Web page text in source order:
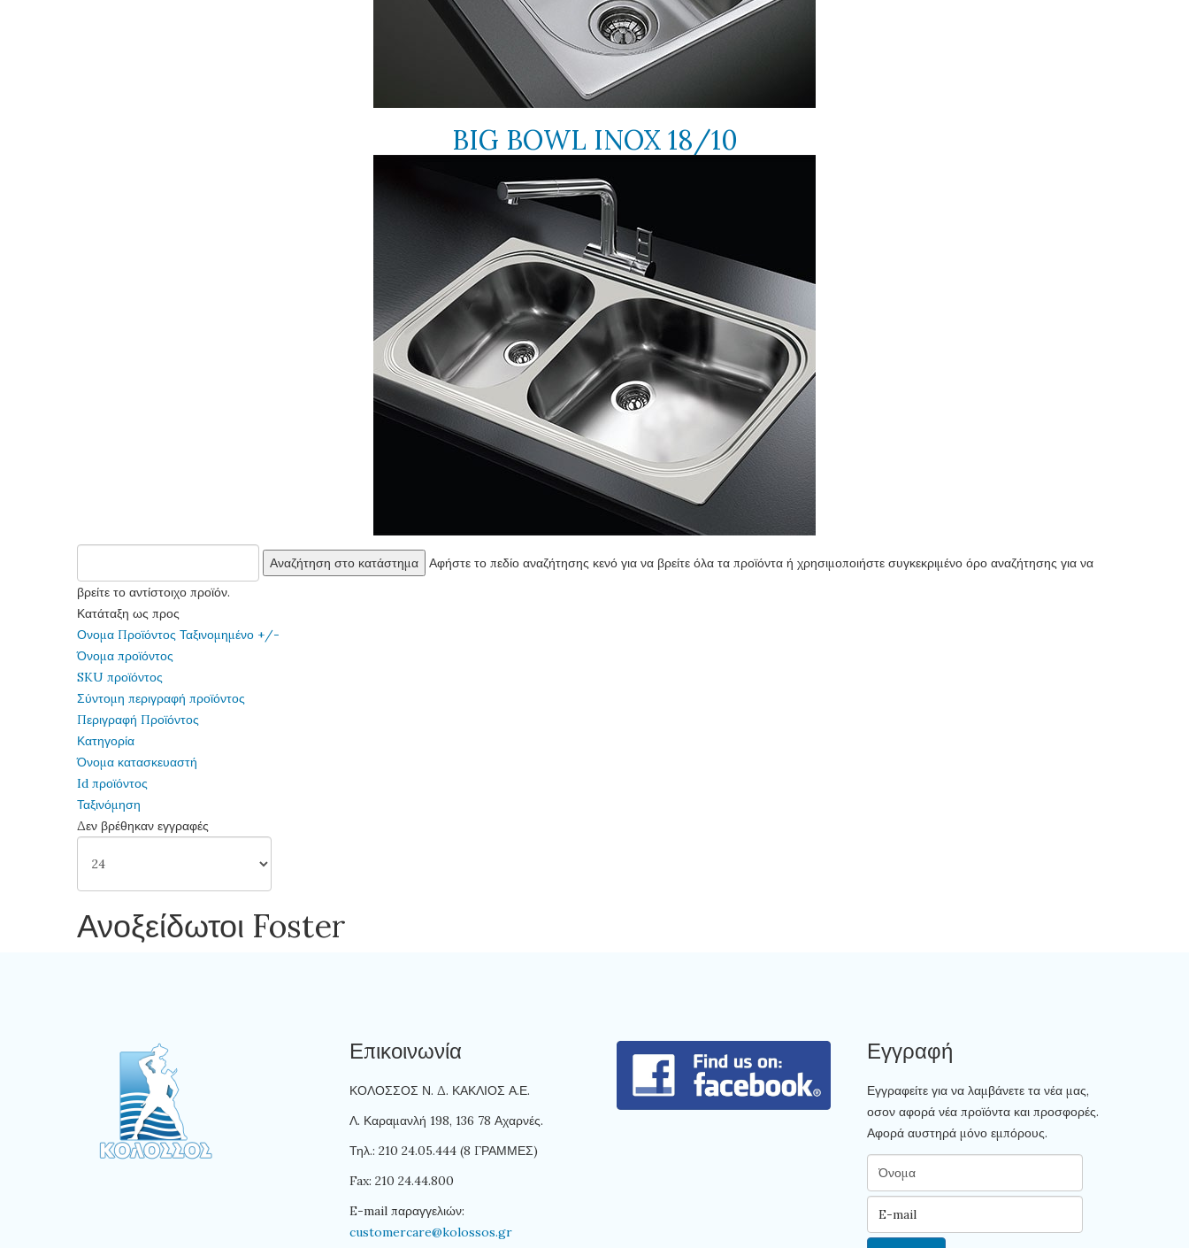
BIG BOWL INOX 18/10
Αφήστε το πεδίο αναζήτησης κενό για να βρείτε όλα τα προϊόντα ή χρησιμοποιήστε συγκεκριμένο όρο αναζήτησης για να
βρείτε το αντίστοιχο προϊόν.
Κατάταξη ως προς
Ονομα Προϊόντος Ταξινομημένο +/-
Όνομα προϊόντος
SKU προϊόντος
Σύντομη περιγραφή προϊόντος
Περιγραφή Προϊόντος
Κατηγορία
Όνομα κατασκευαστή
Id προϊόντος
Ταξινόμηση
Δεν βρέθηκαν εγγραφές
Ανοξείδωτοι Foster
Επικοινωνία
ΚΟΛΟΣΣΟΣ Ν. Δ. ΚΑΚΛΙΟΣ Α.Ε.
Λ. Καραμανλή 198, 136 78 Αχαρνές.
Τηλ.: 210 24.05.444 (8 ΓΡΑΜΜΕΣ)
Fax: 210 24.44.800
E-mail παραγγελιών:
customercare@kolossos.gr
Εγγραφή
Εγγραφείτε για να λαμβάνετε τα νέα μας,
οσον αφορά νέα προϊόντα και προσφορές.
Αφορά αυστηρά μόνο εμπόρους.